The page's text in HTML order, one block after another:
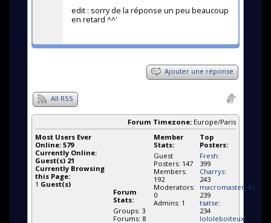
edit : sorry de la réponse un peu beaucoup
en retard ^^'
Ajouter une réponse
All RSS
Forum Timezone: Europe/Paris
Most Users Ever
Online: 579
Currently Online:
Guest(s)21
Currently Browsing
this Page:
1 Guest(s)
Top
Posters:
Fresh:
399
Charrys:
243
macromaster_42:
239
tsatse:
234
lololeboiteux:
Member
Stats:
Guest
Posters: 147
Members:
192
Moderators:
0
Admins: 1
Forum
Stats:
Groups: 3
Forums: 8